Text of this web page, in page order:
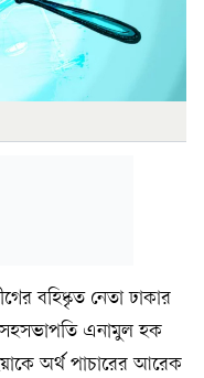
বহিষ্কৃত নেতা ঢাকার
সহসভাপতি এনামুল হক
অর্থ পাচারের আরেক